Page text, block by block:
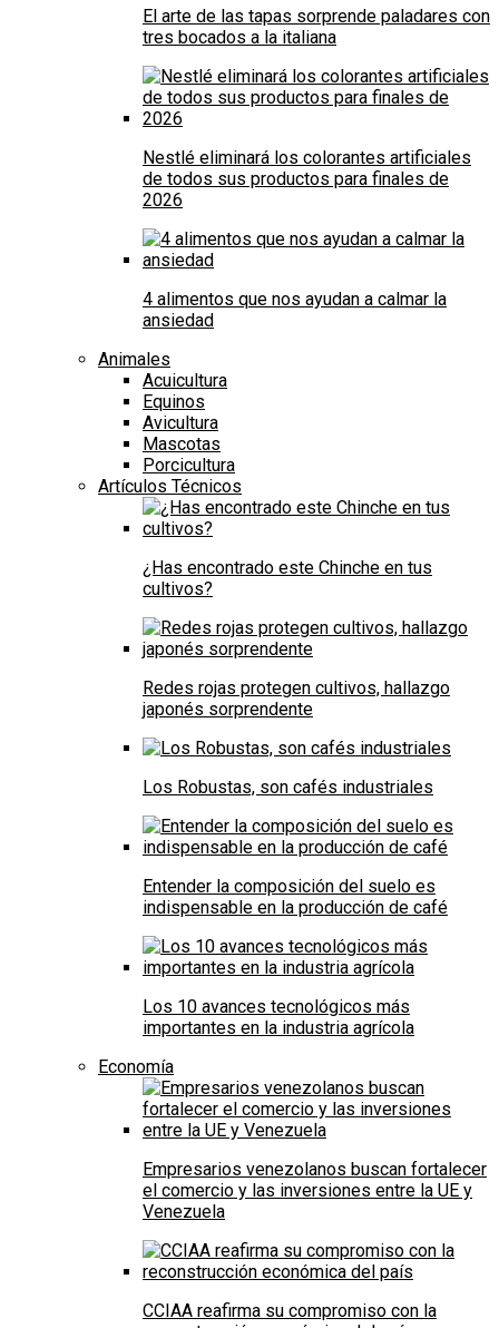
El arte de las tapas sorprende paladares con
tres bocados a la italiana
Nestlé eliminará los colorantes artificiales
de todos sus productos para finales de
2026
4 alimentos que nos ayudan a calmar la
ansiedad
Animales
Acuicultura
Equinos
Avicultura
Mascotas
Porcicultura
Artículos Técnicos
¿Has encontrado este Chinche en tus
cultivos?
Redes rojas protegen cultivos, hallazgo
japonés sorprendente
Los Robustas, son cafés industriales
Entender la composición del suelo es
indispensable en la producción de café
Los 10 avances tecnológicos más
importantes en la industria agrícola
Economía
Empresarios venezolanos buscan fortalecer
el comercio y las inversiones entre la UE y
Venezuela
CCIAA reafirma su compromiso con la